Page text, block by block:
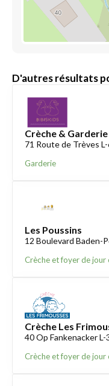
D'autres résultats
Crèche & Garderie
71 Route de Trèves
Garderie
Les Poussins
12 Boulevard Baden-
Crèche et foyer de jour
Crèche Les
40 Op Fankenacker
Crèche et foyer de jour